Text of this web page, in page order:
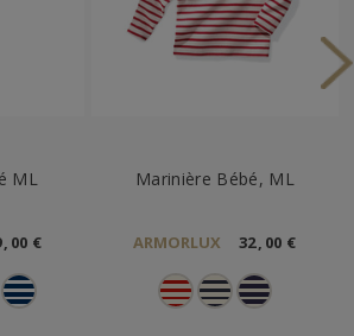
ML
, 00 €
Marinière Bébé, ML
ARMORLUX 32, 00 €